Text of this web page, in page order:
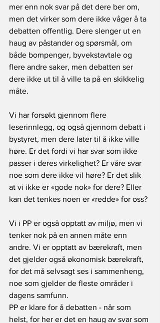
mer enn nok svar på det dere ber om,
men det virker som dere ikke våger å ta
debatten offentlig. Dere slenger ut en
haug av påstander og spørsmål, om
både bompenger, byvekstavtale og
flere andre saker, men debatten ser
dere ikke ut til å ville ta på en skikkelig
måte.
Vi har forsøkt gjennom flere
leserinnlegg, og også gjennom debatt i
bystyret, men dere later til å ikke ville
høre. Er det fordi vi har svar som ikke
passer i deres virkelighet? Er våre svar
noe som dere ikke vil høre? Er det slik
at vi ikke er «gode nok» for dere? Eller
kan det tenkes noen er «redde» for oss?
Vi i PP er også opptatt av miljø, men vi
tenker nok på en annen måte enn
andre. Vi er opptatt av bærekraft, men
det gjelder også økonomisk bærekraft,
for det må selvsagt ses i sammenheng,
noe som gjelder de fleste områder i
dagens samfunn.
PP er klare for å debatten - når som
helst, for her er det en haug av svar som